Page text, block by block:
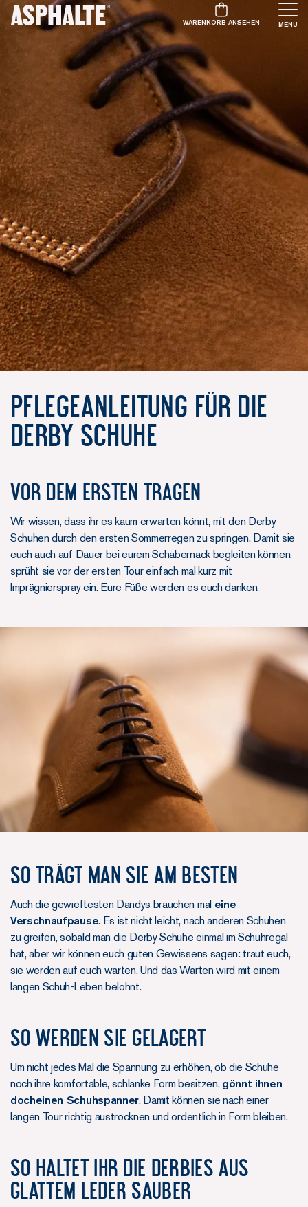
WARENKORB ANSEHEN MENU
Pflegeanleitung für die
Derby Schuhe
Vor dem ersten Tragen
Wir wissen, dass ihr es kaum erwarten könnt, mit den Derby
Schuhen durch den ersten Sommerregen zu springen. Damit sie
euch auch auf Dauer bei eurem Schabernack begleiten können,
sprüht sie vor der ersten Tour einfach mal kurz mit
Imprägnierspray ein. Eure Füße werden es euch danken.
So trägt man sie am besten
Auch die gewieftesten Dandys brauchen mal eine
Verschnaufpause. Es ist nicht leicht, nach anderen Schuhen
zu greifen, sobald man die Derby Schuhe einmal im Schuhregal
hat, aber wir können euch guten Gewissens sagen: traut euch,
sie werden auf euch warten. Und das Warten wird mit einem
langen Schuh-Leben belohnt.
So werden sie gelagert
Um nicht jedes Mal die Spannung zu erhöhen, ob die Schuhe
noch ihre komfortable, schlanke Form besitzen, gönnt ihnen
docheinen Schuhspanner. Damit können sie nach einer
langen Tour richtig austrocknen und ordentlich in Form bleiben.
So haltet ihr die Derbies aus
glattem Leder sauber